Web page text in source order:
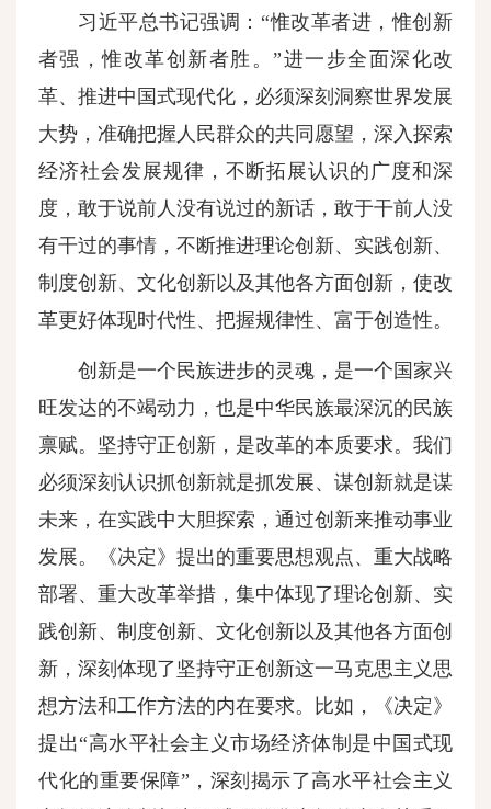
习近平总书记强调：“惟改革者进，惟创新
者强，惟改革创新者胜。”进一步全面深化改
革、推进中国式现代化，必须深刻洞察世界发展
大势，准确把握人民群众的共同愿望，深入探索
经济社会发展规律，不断拓展认识的广度和深
度，敢于说前人没有说过的新话，敢于干前人没
有干过的事情，不断推进理论创新、实践创新、
制度创新、文化创新以及其他各方面创新，使改
革更好体现时代性、把握规律性、富于创造性。
创新是一个民族进步的灵魂，是一个国家兴
旺发达的不竭动力，也是中华民族最深沉的民族
禀赋。坚持守正创新，是改革的本质要求。我们
必须深刻认识抓创新就是抓发展、谋创新就是谋
未来，在实践中大胆探索，通过创新来推动事业
发展。《决定》提出的重要思想观点、重大战略
部署、重大改革举措，集中体现了理论创新、实
践创新、制度创新、文化创新以及其他各方面创
新，深刻体现了坚持守正创新这一马克思主义思
想方法和工作方法的内在要求。比如，《决定》
提出“高水平社会主义市场经济体制是中国式现
代化的重要保障”，深刻揭示了高水平社会主义